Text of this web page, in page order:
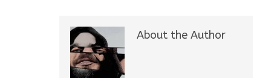
About the Author